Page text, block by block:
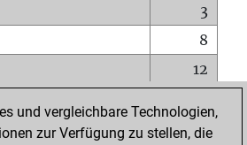
3
8
12
Brett
0
und vergleichbare Technologien,
zur Verfügung zu stellen, die